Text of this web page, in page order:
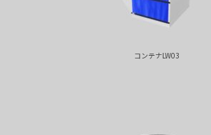
コンテナLW03